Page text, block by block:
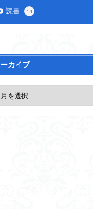
読書 14
ーカイブ